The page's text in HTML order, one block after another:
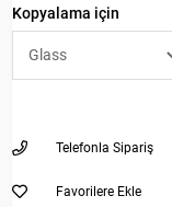
Kopyalama için
Telefonla Sipariş
Favorilere Ekle